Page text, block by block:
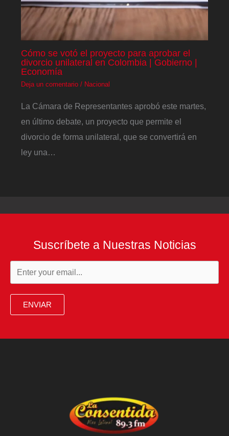
Cómo se votó el proyecto para aprobar el
divorcio unilateral en Colombia | Gobierno |
Economía
Deja un comentario / Nacional
La Cámara de Representantes aprobó este martes,
en último debate, un proyecto que permite el
divorcio de forma unilateral, que se convertirá en
ley una…
Suscríbete a Nuestras Noticias
ENVIAR